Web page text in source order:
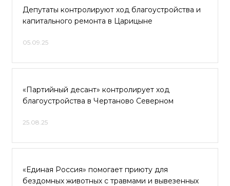
Депутаты контролируют ход благоустройства и
капитального ремонта в Царицыне
05.09.25
«Партийный десант» контролирует ход
благоустройства в Чертаново Северном
25.08.25
«Единая Россия» помогает приюту для
бездомных животных с травмами и вывезенных